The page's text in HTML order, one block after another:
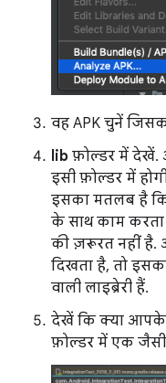
वह APK चुनें
lib फ़ोल्डर में देखें.
इसी फ़ोल्डर में
इसका मतलब है
के साथ काम
की ज़रूरत नहीं
दिखता है, तो
वाली लाइब्रेरी हैं.
देखें कि क्या आपके
फ़ोल्डर में एक